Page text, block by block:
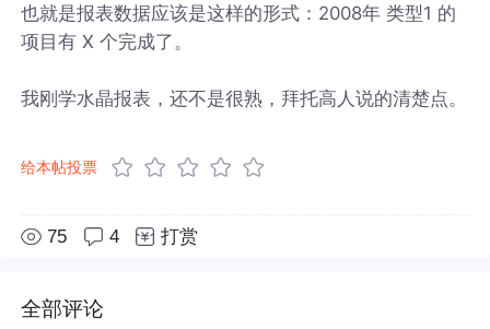
也就是报表数据应该是这样的形式：2008年 类型1 的
项目有 X 个完成了。
我刚学水晶报表，还不是很熟，拜托高人说的清楚点。
给本帖投票
75 4 打赏
全部评论